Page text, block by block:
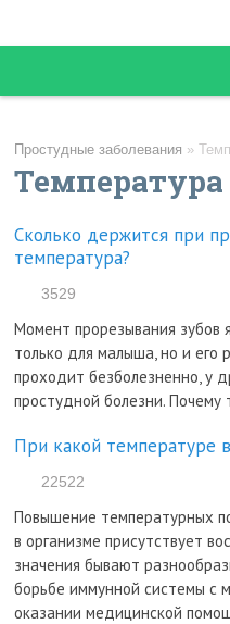
Простудные заболевания »
Температура
Сколько держится при
температура?
3529
Момент прорезывания зубов
только для малыша, но и его
проходит безболезненно, у
простудной болезни. Почему
При какой температуре
22522
Повышение температурных
в организме присутствует
значения бывают
борьбе иммунной системы с
оказании медицинской